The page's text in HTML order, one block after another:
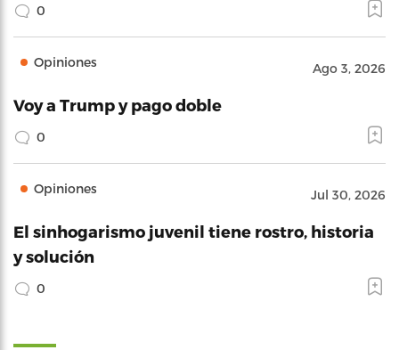
0
Opiniones Ago 3, 2026
Voy a Trump y pago doble
0
Opiniones Jul 30, 2026
El sinhogarismo juvenil tiene rostro, historia
y solución
0